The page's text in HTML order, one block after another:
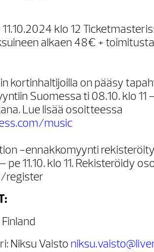
klo 12
alkaen 48€ +
kortinhaltijoilla on pääsy
Suomessa ti 08.10. klo 11 –
Lue lisää osoitteessa
music
-ennakkomyynti
pe 11.10. klo 11. Rekisteröidy
register
Niksu Vaisto